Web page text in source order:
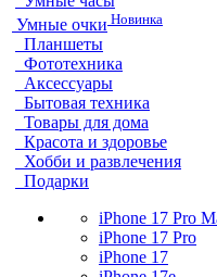
Умные очки Новинка
Планшеты
Фототехника
Аксессуары
Бытовая техника
Товары для дома
Красота и здоровье
Хобби и развлечения
Подарки
iPhone 17 Pro
iPhone 17 Pro
iPhone 17